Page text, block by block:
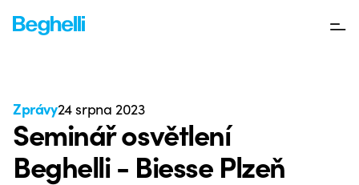
Zprávy24 srpna 2023
Seminář osvětlení
Beghelli - Biesse Plzeň